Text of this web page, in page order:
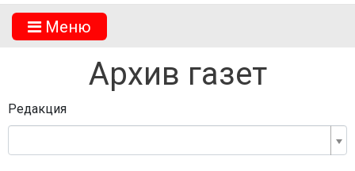
Mеню
Архив газет
Редакция